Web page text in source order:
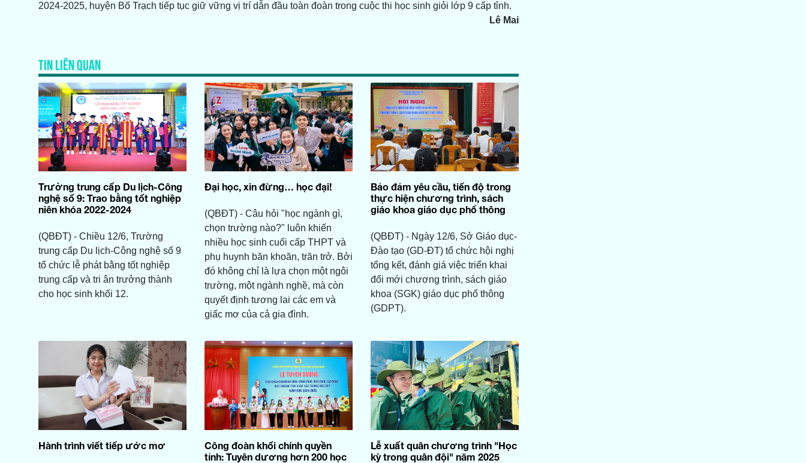
2024-2025, huyện Bố Trạch tiếp tục giữ vững vị trí dẫn đầu toàn đoàn trong cuộc thi học sinh giỏi lớp 9 cấp tỉnh.
Lê Mai
TIN LIÊN QUAN
Trường trung cấp Du lịch-Công
nghệ số 9: Trao bằng tốt nghiệp
niên khóa 2022-2024
(QBĐT) - Chiều 12/6, Trường
trung cấp Du lịch-Công nghệ số 9
tổ chức lễ phát bằng tốt nghiệp
trung cấp và tri ân trưởng thành
cho học sinh khối 12.
Đại học, xin đừng… học đại!
(QBĐT) - Câu hỏi "học ngành gì,
chọn trường nào?" luôn khiến
nhiều học sinh cuối cấp THPT và
phụ huynh băn khoăn, trăn trở. Bởi
đó không chỉ là lựa chọn một ngôi
trường, một ngành nghề, mà còn
quyết định tương lai các em và
giấc mơ của cả gia đình.
Bảo đảm yêu cầu, tiến độ trong
thực hiện chương trình, sách
giáo khoa giáo dục phổ thông
(QBĐT) - Ngày 12/6, Sở Giáo dục-
Đào tạo (GD-ĐT) tổ chức hội nghị
tổng kết, đánh giá việc triển khai
đổi mới chương trình, sách giáo
khoa (SGK) giáo dục phổ thông
(GDPT).
Hành trình viết tiếp ước mơ
Công đoàn khối chính quyền
tỉnh: Tuyên dương hơn 200 học
Lễ xuất quân chương trình "Học
kỳ trong quân đội" năm 2025